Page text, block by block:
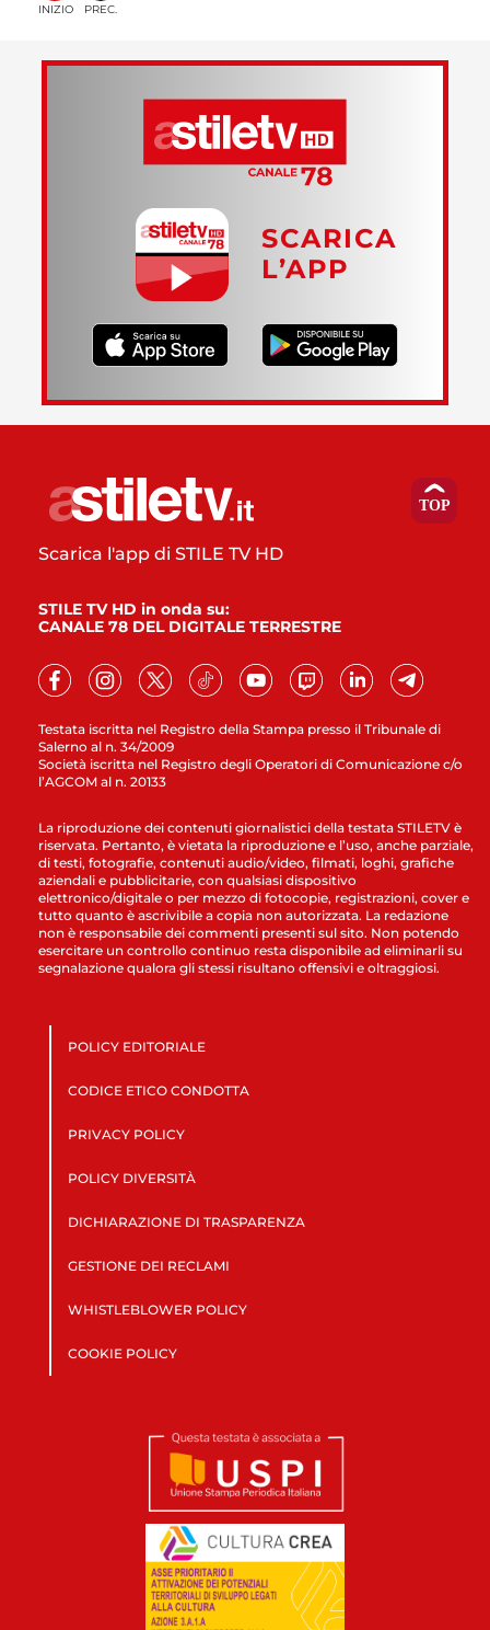
INIZIO PREC.
SCARICA
L’APP
Testata iscritta nel Registro della Stampa presso il Tribunale di
Salerno al n. 34/2009
Società iscritta nel Registro degli Operatori di Comunicazione c/o
l’AGCOM al n. 20133
Scarica l'app di STILE TV HD
STILE TV HD in onda su:
CANALE 78 DEL DIGITALE TERRESTRE
La riproduzione dei contenuti giornalistici della testata STILETV è
riservata. Pertanto, è vietata la riproduzione e l’uso, anche parziale,
di testi, fotografie, contenuti audio/video, filmati, loghi, grafiche
aziendali e pubblicitarie, con qualsiasi dispositivo
elettronico/digitale o per mezzo di fotocopie, registrazioni, cover e
tutto quanto è ascrivibile a copia non autorizzata. La redazione
non è responsabile dei commenti presenti sul sito. Non potendo
esercitare un controllo continuo resta disponibile ad eliminarli su
segnalazione qualora gli stessi risultano offensivi e oltraggiosi.
POLICY EDITORIALE
CODICE ETICO CONDOTTA
PRIVACY POLICY
POLICY DIVERSITÀ
DICHIARAZIONE DI TRASPARENZA
GESTIONE DEI RECLAMI
WHISTLEBLOWER POLICY
COOKIE POLICY